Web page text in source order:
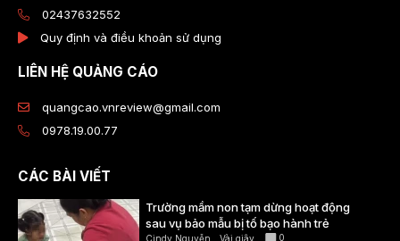
02437632552
Quy định và điều khoản sử dụng
LIÊN HỆ QUẢNG CÁO
quangcao.vnreview@gmail.com
0978.19.00.77
CÁC BÀI VIẾT
Trường mầm non tạm dừng hoạt động
sau vụ bảo mẫu bị tố bạo hành trẻ
Cindy Nguyễn Vài giây 0